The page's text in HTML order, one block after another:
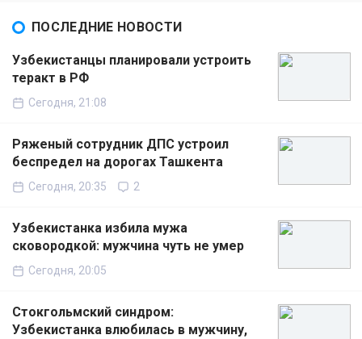
ПОСЛЕДНИЕ НОВОСТИ
Узбекистанцы планировали устроить
теракт в РФ
Сегодня, 21:08
Ряженый сотрудник ДПС устроил
беспредел на дорогах Ташкента
Сегодня, 20:35 2
Узбекистанка избила мужа
сковородкой: мужчина чуть не умер
Сегодня, 20:05
Стокгольмский синдром:
Узбекистанка влюбилась в мужчину,